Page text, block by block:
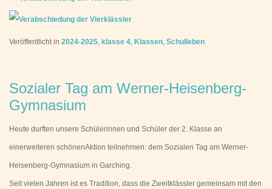
Veröffentlicht in 2024-2025, klasse 4, Klassen, Schulleben
Sozialer Tag am Werner-Heisenberg-
Gymnasium
Heute durften unsere Schülerinnen und Schüler der 2. Klasse an
einerweiteren schönenAktion teilnehmen: dem Sozialen Tag am Werner-
Heisenberg-Gymnasium in Garching.
Seit vielen Jahren ist es Tradition, dass die Zweitklässler gemeinsam mit den